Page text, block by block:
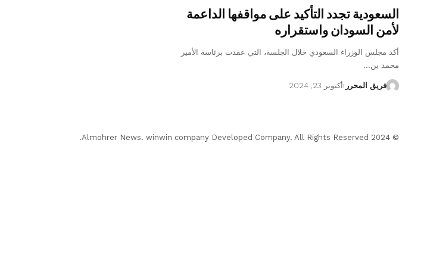
السعودية تجدد التأكيد على مواقفها الداعمة
لأمن السودان واستقراره
أكد مجلس الوزراء السعودي خلال الجلسة، التي عقدت برئاسة الأمير
محمد بن…
فريق المحرر أكتوبر 23, 2024
© 2024 Almohrer News. winwin company Developed Company. All Rights Reserved.